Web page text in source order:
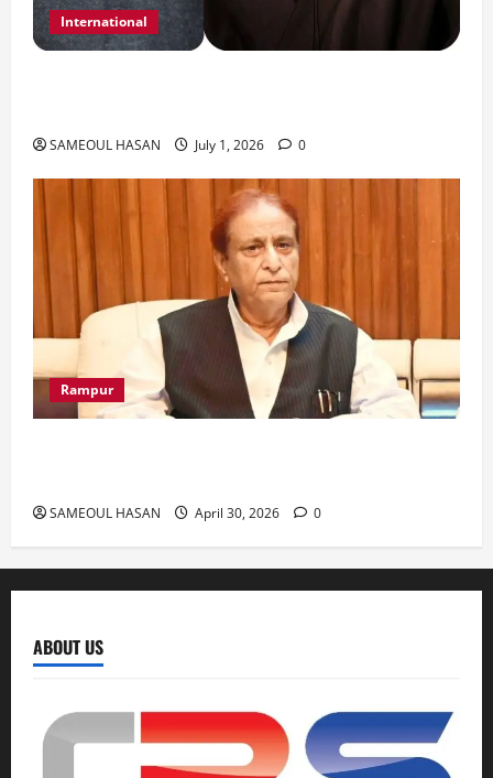
International
SAMEOUL HASAN July 1, 2026 0
Rampur
SAMEOUL HASAN April 30, 2026 0
ABOUT US